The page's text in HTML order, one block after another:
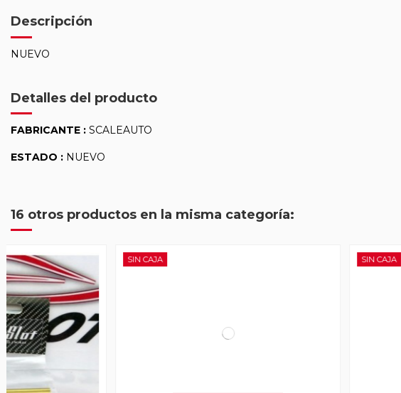
Descripción
NUEVO
Detalles del producto
FABRICANTE : SCALEAUTO
ESTADO : NUEVO
16 otros productos en la misma categoría:
SIN CAJA